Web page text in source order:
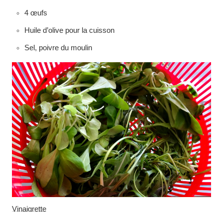
4 œufs
Huile d’olive pour la cuisson
Sel, poivre du moulin
Vinaigrette